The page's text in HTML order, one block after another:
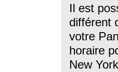
Il est
différent
votre
horaire
New